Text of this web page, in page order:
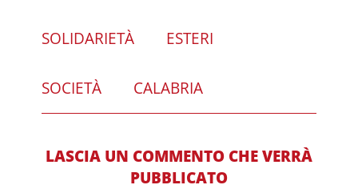
SOLIDARIETÀ ESTERI
SOCIETÀ CALABRIA
LASCIA UN COMMENTO CHE VERRÀ
PUBBLICATO